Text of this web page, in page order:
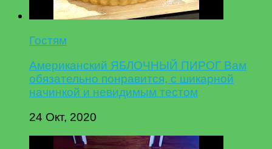
Гостям
Американский ЯБЛОЧНЫЙ ПИРОГ Вам
обязательно понравится, с шикарной
начинкой и невидимым тестом
24 Окт, 2020